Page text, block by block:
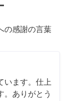
の感謝の言葉
います。仕上
。ありがとう